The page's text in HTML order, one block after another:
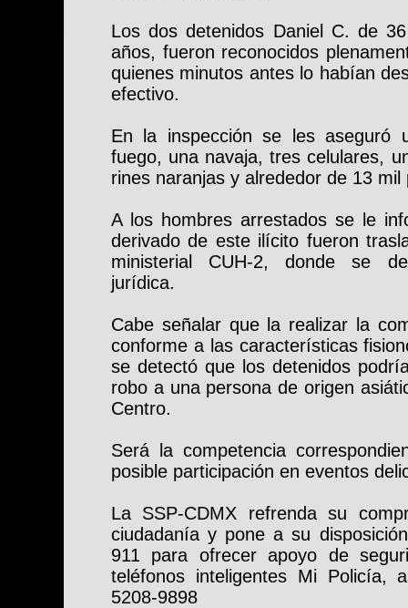
Los dos detenidos Daniel C. de
años, fueron reconocidos
quienes minutos antes lo habían
efectivo.
En la inspección se les aseguró
fuego, una navaja, tres celulares,
rines naranjas y alrededor de 13
A los hombres arrestados se le
derivado de este ilícito fueron
ministerial CUH-2, donde se
jurídica.
Cabe señalar que la realizar la
conforme a las características
se detectó que los detenidos
robo a una persona de origen
Centro.
Será la competencia
posible participación en eventos
La SSP-CDMX refrenda su
ciudadanía y pone a su
911 para ofrecer apoyo de
teléfonos inteligentes Mi Policía,
5208-9898